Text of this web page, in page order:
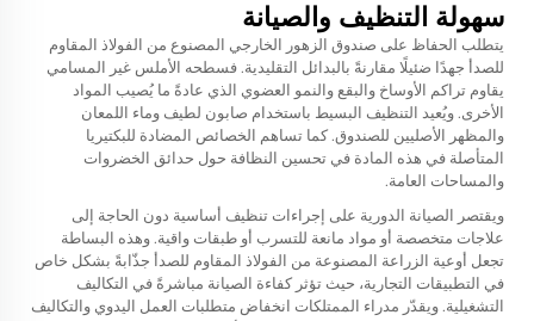
سهولة التنظيف والصيانة
يتطلب الحفاظ على صندوق الزهور الخارجي المصنوع من الفولاذ المقاوم
للصدأ جهدًا ضئيلًا مقارنةً بالبدائل التقليدية. فسطحه الأملس غير المسامي
يقاوم تراكم الأوساخ والبقع والنمو العضوي الذي عادةً ما يُصيب المواد
الأخرى. ويُعيد التنظيف البسيط باستخدام صابون لطيف وماء اللمعان
والمظهر الأصليين للصندوق. كما تساهم الخصائص المضادة للبكتيريا
المتأصلة في هذه المادة في تحسين النظافة حول حدائق الخضروات
والمساحات العامة.
ويقتصر الصيانة الدورية على إجراءات تنظيف أساسية دون الحاجة إلى
علاجات متخصصة أو مواد مانعة للتسرب أو طبقات واقية. وهذه البساطة
تجعل أوعية الزراعة المصنوعة من الفولاذ المقاوم للصدأ جذّابةً بشكل خاص
في التطبيقات التجارية، حيث تؤثر كفاءة الصيانة مباشرةً في التكاليف
التشغيلية. ويقدّر مدراء الممتلكات انخفاض متطلبات العمل اليدوي والتكاليف